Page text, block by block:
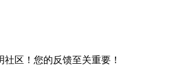
区！您的反馈至关重要！